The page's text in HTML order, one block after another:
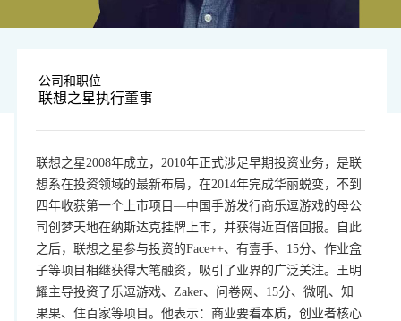
公司和职位
联想之星执行董事
联想之星2008年成立，2010年正式涉足早期投资业务，是联
想系在投资领域的最新布局，在2014年完成华丽蜕变，不到
四年收获第一个上市项目—中国手游发行商乐逗游戏的母公
司创梦天地在纳斯达克挂牌上市，并获得近百倍回报。自此
之后，联想之星参与投资的Face++、有壹手、15分、作业盒
子等项目相继获得大笔融资，吸引了业界的广泛关注。王明
耀主导投资了乐逗游戏、Zaker、问卷网、15分、微吼、知
果果、住百家等项目。他表示：商业要看本质，创业者核心